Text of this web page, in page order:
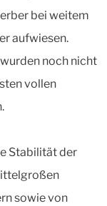
bei weitem
aufwiesen.
noch nicht
vollen
Stabilität der
sowie von